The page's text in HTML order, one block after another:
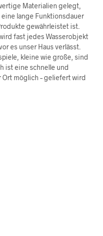
Materialien gelegt,
lange Funktionsdauer
gewährleistet ist.
fast jedes Wasserobjekt
es unser Haus verlässt.
kleine wie große, sind
ist eine schnelle und
möglich – geliefert wird